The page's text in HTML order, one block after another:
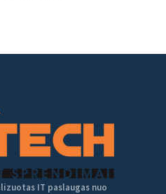
IT paslaugas nuo